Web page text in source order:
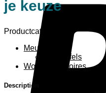
je keuze
Productcategorieën
Meubels
Bijzettafels
Woonaccessoires
Description